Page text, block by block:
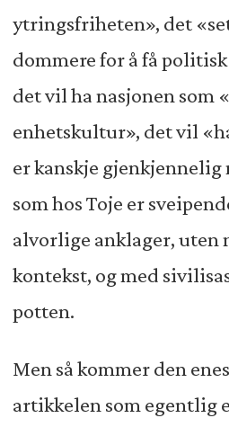
ytringsfriheten», det
dommere for å få
det vil ha nasjonen som
enhetskultur», det vil
er kanskje gjenkjennelig
som hos Toje er
alvorlige anklager, uten
kontekst, og med
potten.
Men så kommer den
artikkelen som egentlig